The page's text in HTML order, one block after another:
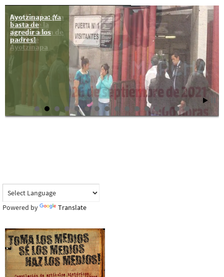
Ayotzinapa: ¡Ya
basta de
agredir a los
padres!
Movilizaciones a
7 años de la
desaparición de
los 43 de
Ayotzinapa
Powered by Translate